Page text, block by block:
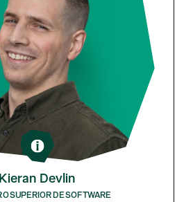
Kieran Devlin
SUPERIOR DE SOFTWARE